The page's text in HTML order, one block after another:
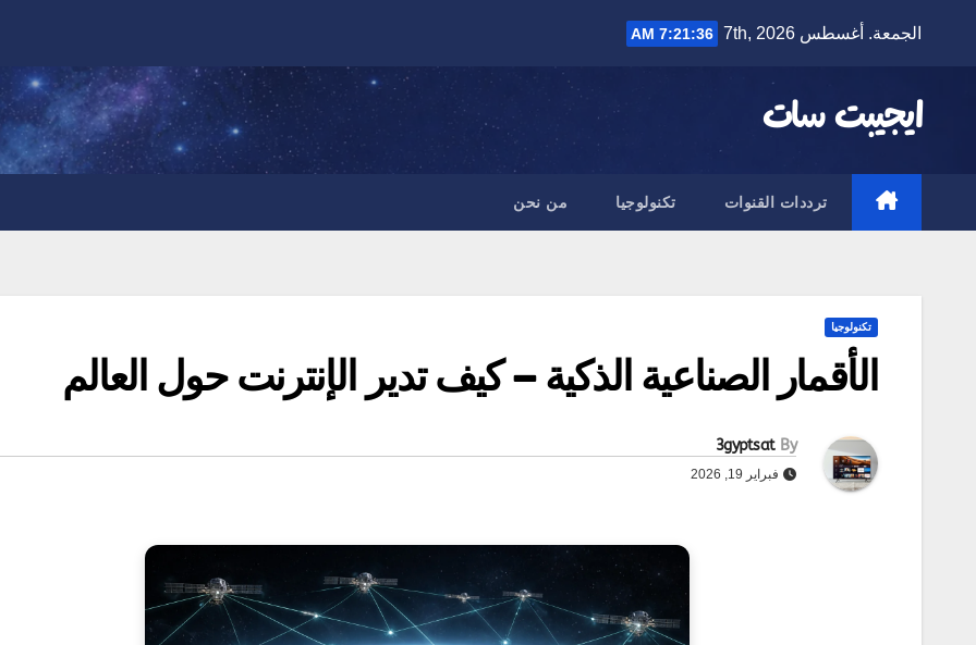
الجمعة. أغسطس 7th, 2026 7:21:37 AM
ايجيبت سات
ترددات القنوات تكنولوجيا من نحن
تكنولوجيا
الأقمار الصناعية الذكية – كيف تدير الإنترنت حول العالم
By
3gyptsat
فبراير 19, 2026